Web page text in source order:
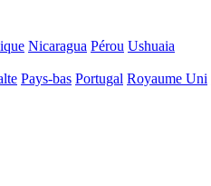
Nicaragua Pérou Ushuaia
Pays-bas Portugal Royaume Uni